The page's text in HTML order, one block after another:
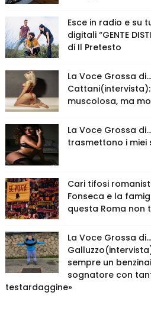
Esce in radio e su
digitali “GENTE
di Il Pretesto
La Voce Grossa
muscolosa, ma
La Voce Grossa
trasmettono i miei
Cari tifosi
Fonseca e la
questa Roma non
La Voce Grossa
sempre un
sognatore con
testardaggine»